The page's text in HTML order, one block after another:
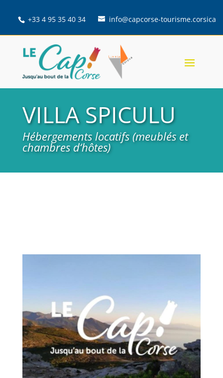
+33 4 95 35 40 34 info@capcorse-tourisme.corsica
VILLA SPICULU
Hébergements locatifs (meublés et
chambres d‘hôtes)